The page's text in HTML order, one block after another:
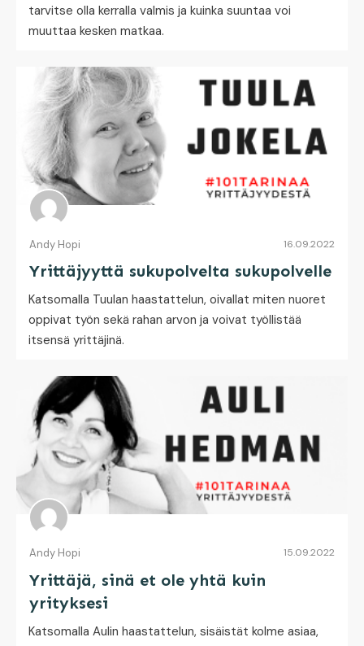
tarvitse olla kerralla valmis ja kuinka suuntaa voi
muuttaa kesken matkaa.
Andy Hopi 16.09.2022
Yrittäjyyttä sukupolvelta sukupolvelle
Katsomalla Tuulan haastattelun, oivallat miten nuoret
oppivat työn sekä rahan arvon ja voivat työllistää
itsensä yrittäjinä.
Andy Hopi 15.09.2022
Yrittäjä, sinä et ole yhtä kuin
yrityksesi
Katsomalla Aulin haastattelun, sisäistät kolme asiaa,